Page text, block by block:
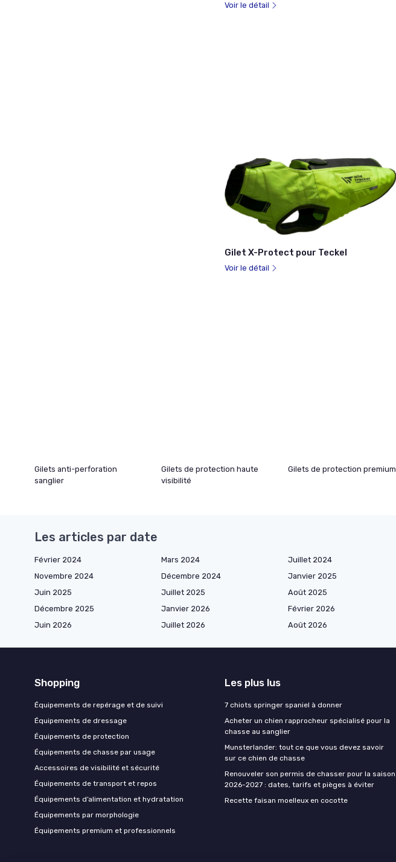
Voir le détail
Gilet X-Protect pour Teckel
Voir le détail
Gilets anti-perforation
sanglier
Gilets de protection haute
visibilité
Gilets de protection premium
Les articles par date
Février 2024 Mars 2024 Juillet 2024
Novembre 2024
Décembre 2024 Janvier 2025
Juin 2025
Juillet 2025 Août 2025
Décembre 2025
Janvier 2026 Février 2026
Juin 2026
Juillet 2026 Août 2026
Shopping
Équipements de repérage et de suivi
Équipements de dressage
Équipements de protection
Équipements de chasse par usage
Accessoires de visibilité et sécurité
Équipements de transport et repos
Équipements d’alimentation et hydratation
Équipements par morphologie
Équipements premium et professionnels
Les plus lus
7 chiots springer spaniel à donner
Acheter un chien rapprocheur spécialisé pour la
chasse au sanglier
Munsterlander: tout ce que vous devez savoir
sur ce chien de chasse
Renouveler son permis de chasser pour la saison
2026-2027 : dates, tarifs et pièges à éviter
Recette faisan moelleux en cocotte